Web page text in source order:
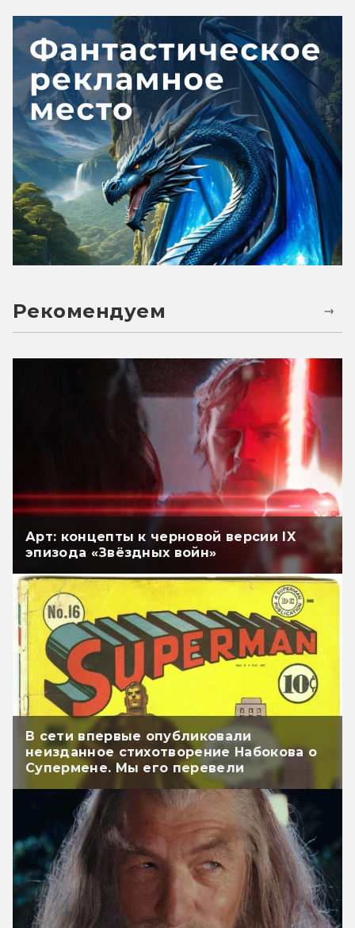
Рекомендуем
Арт: концепты к черновой версии IX
эпизода «Звёздных войн»
В сети впервые опубликовали
неизданное стихотворение Набокова о
Супермене. Мы его перевели